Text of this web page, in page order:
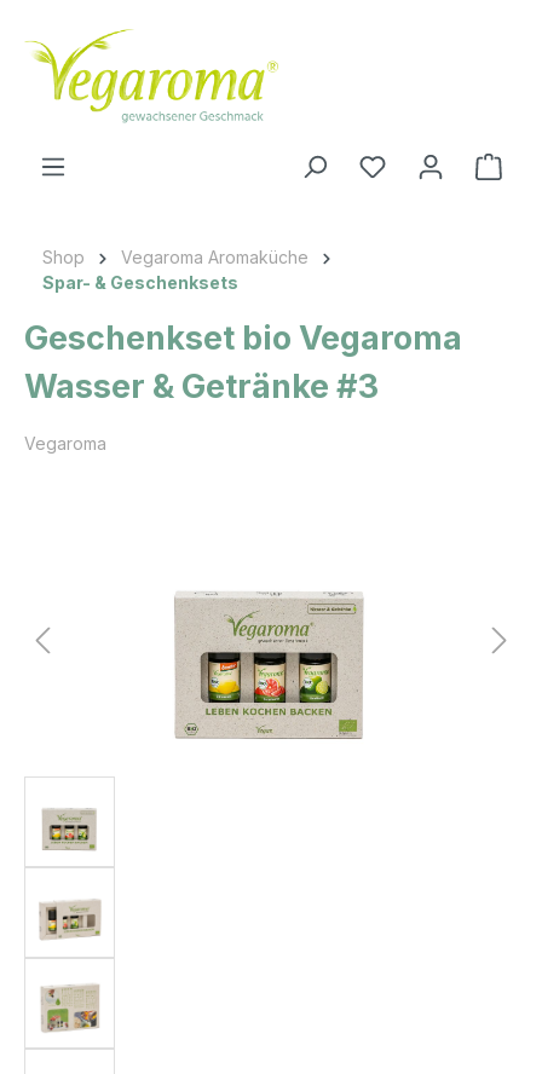
Zum Hauptinhalt springen
Shop
Vegaroma Aromaküche
Spar- & Geschenksets
Geschenkset bio Vegaroma
Wasser & Getränke #3
Vegaroma